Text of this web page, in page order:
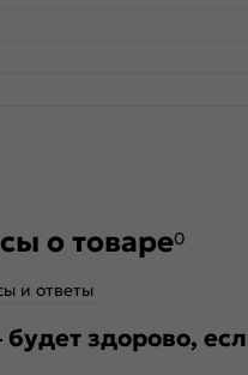
о товаре0
и ответы
здорово,